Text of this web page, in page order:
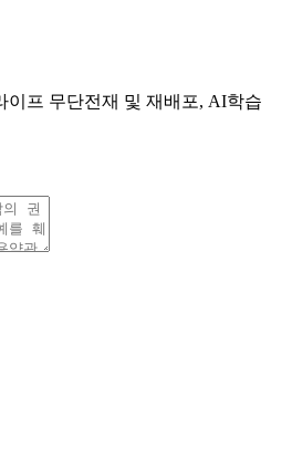
프 무단전재 및 재배포, AI학습